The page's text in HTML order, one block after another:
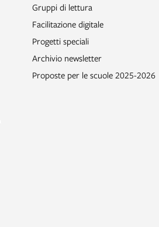
Gruppi di lettura
Facilitazione digitale
Progetti speciali
Archivio newsletter
Proposte per le scuole 2025-2026